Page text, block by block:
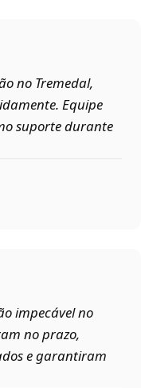
no Tremedal,
Equipe
suporte durante
impecável no
no prazo,
e garantiram